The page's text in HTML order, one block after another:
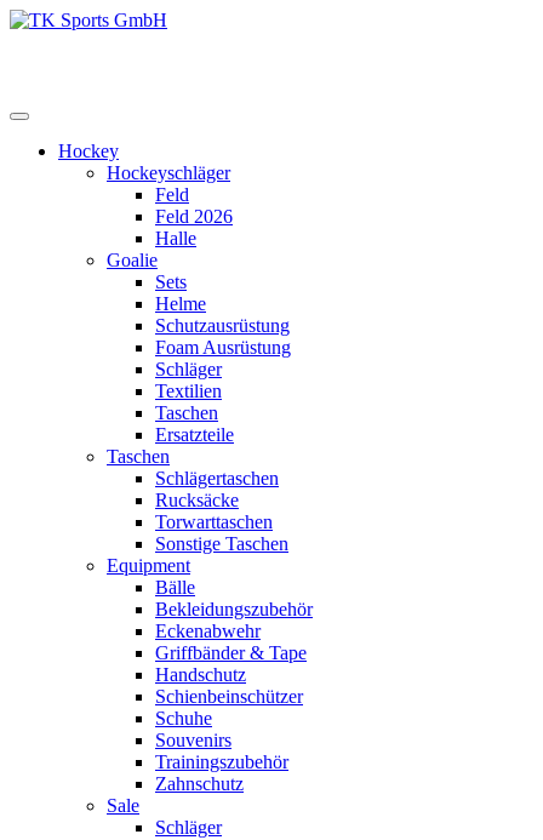
Zum
Hockey
Hockeyschläger
Feld
Feld 2026
Halle
Goalie
Sets
Helme
Schutzausrüstung
Foam Ausrüstung
Schläger
Textilien
Taschen
Ersatzteile
Taschen
Schlägertaschen
Rucksäcke
Torwarttaschen
Sonstige Taschen
Equipment
Bälle
Bekleidungszubehör
Eckenabwehr
Griffbänder & Tape
Handschutz
Schienbeinschützer
Schuhe
Souvenirs
Trainingszubehör
Zahnschutz
Sale
Schläger